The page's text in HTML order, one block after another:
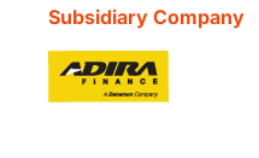
Subsidiary Company